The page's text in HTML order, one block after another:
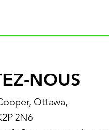
NOUS
Ottawa,
2N6